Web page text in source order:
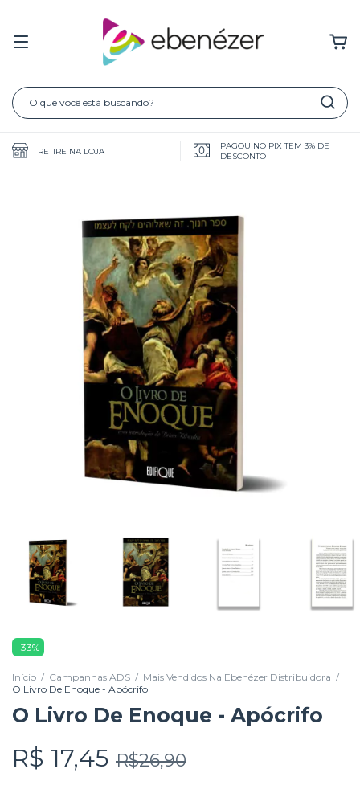
RETIRE NA LOJA
PAGOU NO PIX TEM 3% DE
DESCONTO
-33%
Início / Campanhas ADS / Mais Vendidos Na Ebenézer Distribuidora /
O Livro De Enoque - Apócrifo
O Livro De Enoque - Apócrifo
R$ 17,45 R$26,90